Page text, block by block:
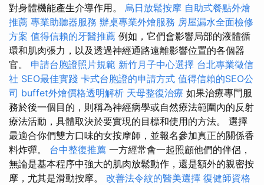
對身體機能產生介導作用。 烏日放鬆按摩 自助式餐點外燴
推薦 專業助聽器服務 辦桌專業外燴服務 房屋漏水全面檢修
方案 值得信賴的牙醫推薦 例如，它們會影響局部的液體循
環和肌肉張力，以及透過神經通路遠離影響位置的各個器
官。 申請台胞證照片規範 新竹月子中心選擇 台北專業徵信
社 SEO最佳實踐 卡式台胞證的申請方式 值得信賴的SEO公
司 buffet外燴價格透明解析 天母整復治療 如果治療專門服
務於後一個目的，則稱為神經病學或自然療法範圍內的反射
療法活動，具體取決於要實現的目標和使用的方法。 選擇
最適合你們雙方口味的女按摩師，並報名參加真正的關係香
料炸彈。 台中整復推薦 一方經常會一起照顧他們的伴侶，
無論是基本程序中強大的肌肉放鬆動作，還是額外的親密按
摩，尤其是滑動按摩。 改善法令紋的醫美選擇 復健師資格